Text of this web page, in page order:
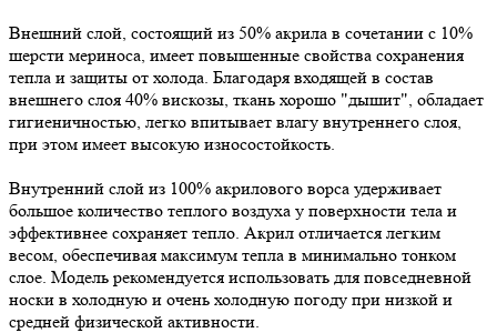
Внешний слой, состоящий из 50% акрила в сочетании с 10%
шерсти мериноса, имеет повышенные свойства сохранения
тепла и защиты от холода. Благодаря входящей в состав
внешнего слоя 40% вискозы, ткань хорошо "дышит", обладает
гигиеничностью, легко впитывает влагу внутреннего слоя,
при этом имеет высокую износостойкость.
Внутренний слой из 100% акрилового ворса удерживает
большое количество теплого воздуха у поверхности тела и
эффективнее сохраняет тепло. Акрил отличается легким
весом, обеспечивая максимум тепла в минимально тонком
слое. Модель рекомендуется использовать для повседневной
носки в холодную и очень холодную погоду при низкой и
средней физической активности.